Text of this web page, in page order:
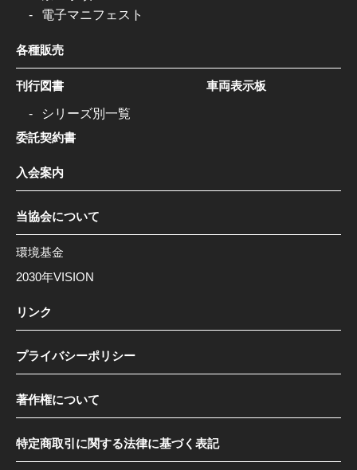
電子マニフェスト
各種販売
刊行図書
シリーズ別一覧
委託契約書
車両表示板
入会案内
当協会について
環境基金
2030年VISION
リンク
プライバシーポリシー
著作権について
特定商取引に関する法律に基づく表記